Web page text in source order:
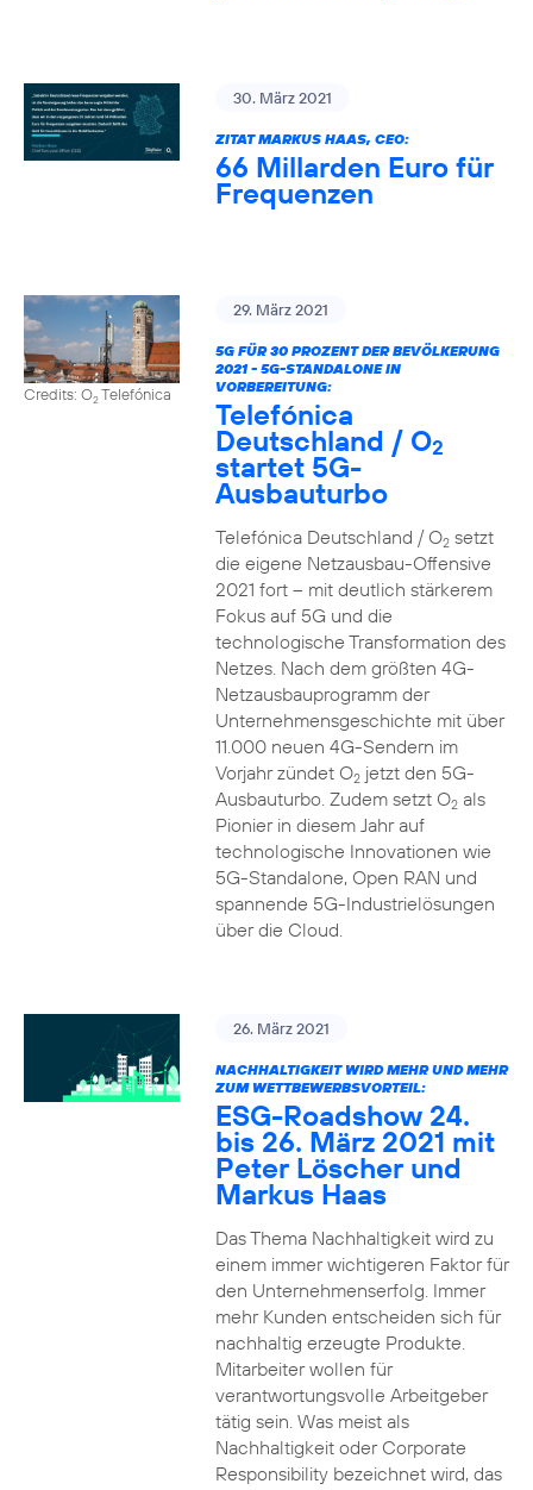
30. März 2021
ZITAT MARKUS HAAS, CEO:
66 Millarden Euro für
Frequenzen
Credits: O2Telefónica
29. März 2021
5G FÜR 30 PROZENT DER BEVÖLKERUNG
2021 - 5G-STANDALONE IN
VORBEREITUNG:
Telefónica
Deutschland / O2
startet 5G-
Ausbauturbo
Telefónica Deutschland / O2setzt
die eigene Netzausbau-Offensive
2021 fort – mit deutlich stärkerem
Fokus auf 5G und die
technologische Transformation des
Netzes. Nach dem größten 4G-
Netzausbauprogramm der
Unternehmensgeschichte mit über
11.000 neuen 4G-Sendern im
Vorjahr zündet O2jetzt den 5G-
Ausbauturbo. Zudem setzt O2als
Pionier in diesem Jahr auf
technologische Innovationen wie
5G-Standalone, Open RAN und
spannende 5G-Industrielösungen
über die Cloud.
26. März 2021
NACHHALTIGKEIT WIRD MEHR UND MEHR
ZUM WETTBEWERBSVORTEIL:
ESG-Roadshow 24.
bis 26. März 2021 mit
Peter Löscher und
Markus Haas
Das Thema Nachhaltigkeit wird zu
einem immer wichtigeren Faktor für
den Unternehmenserfolg. Immer
mehr Kunden entscheiden sich für
nachhaltig erzeugte Produkte.
Mitarbeiter wollen für
verantwortungsvolle Arbeitgeber
tätig sein. Was meist als
Nachhaltigkeit oder Corporate
Responsibility bezeichnet wird, das